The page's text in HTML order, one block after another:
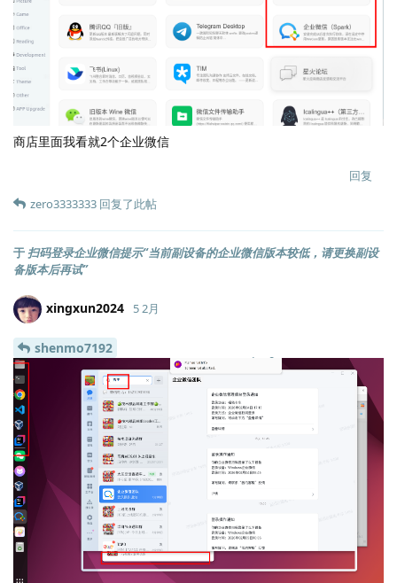
商店里面我看就2个企业微信
回复
zero3333333 回复了此帖
于 扫码登录企业微信提示“当前副设备的企业微信版本较低，请更换副设
备版本后再试”
xingxun2024
Lv. 0
5 2月
shenmo7192